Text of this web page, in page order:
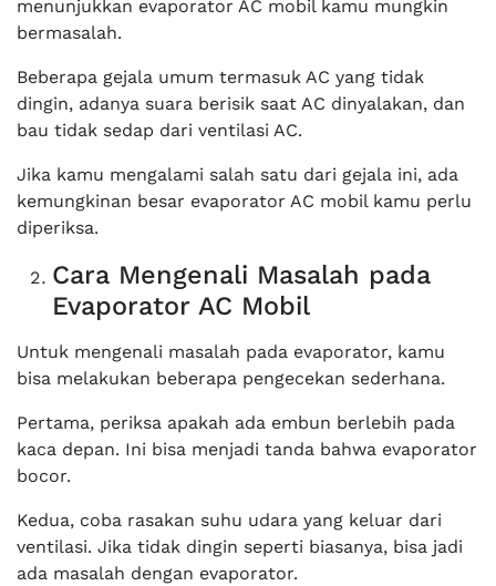
menunjukkan evaporator AC mobil kamu mungkin
bermasalah.
Beberapa gejala umum termasuk AC yang tidak
dingin, adanya suara berisik saat AC dinyalakan, dan
bau tidak sedap dari ventilasi AC.
Jika kamu mengalami salah satu dari gejala ini, ada
kemungkinan besar evaporator AC mobil kamu perlu
diperiksa.
Cara Mengenali Masalah pada
Evaporator AC Mobil
Untuk mengenali masalah pada evaporator, kamu
bisa melakukan beberapa pengecekan sederhana.
Pertama, periksa apakah ada embun berlebih pada
kaca depan. Ini bisa menjadi tanda bahwa evaporator
bocor.
Kedua, coba rasakan suhu udara yang keluar dari
ventilasi. Jika tidak dingin seperti biasanya, bisa jadi
ada masalah dengan evaporator.